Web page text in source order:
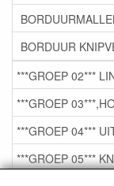
BORDUUR
***GROEP 02***
***GROEP
***GROEP 04***
***GROEP 05***